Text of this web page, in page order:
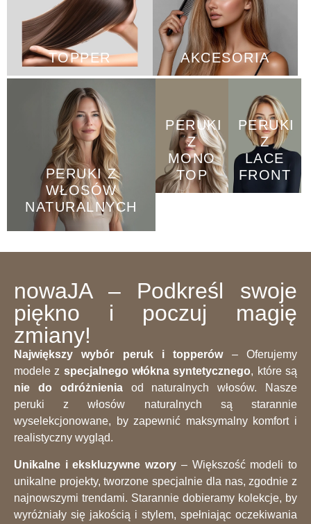
TOPPER AKCESORIA
PERUKI Z
WŁOSÓW
NATURALNYCH
PERUKI
Z
MONO
TOP
PERUKI
Z
LACE
FRONT
nowaJA – Podkreśl swoje
piękno i poczuj magię
zmiany!
Największy wybór peruk i topperów– Oferujemy
modele z specjalnego włókna syntetycznego, które są
nie do odróżnieniaod naturalnych włosów. Nasze
peruki z włosów naturalnych są starannie
wyselekcjonowane, by zapewnić maksymalny komfort i
realistyczny wygląd.
Unikalne i ekskluzywne wzory – Większość modeli to
unikalne projekty, tworzone specjalnie dla nas, zgodnie z
najnowszymi trendami. Starannie dobieramy kolekcje, by
wyróżniały się jakością i stylem, spełniając oczekiwania